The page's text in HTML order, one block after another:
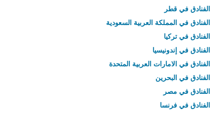
الفنادق في قطر
الفنادق في المملكة العربية السعودية
الفنادق في تركيا
الفنادق في إندونيسيا
الفنادق في الامارات العربية المتحدة
الفنادق في البحرين
الفنادق في مصر
الفنادق في فرنسا